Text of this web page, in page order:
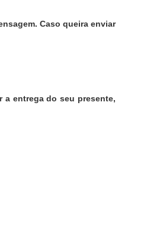
Caso queira enviar
a entrega do seu presente,